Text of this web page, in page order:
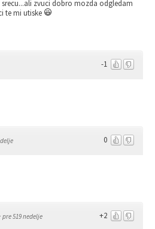
zvuci dobro mozda odgledam
te mi utiske
-1
0
+2
· pre 519 nedelje